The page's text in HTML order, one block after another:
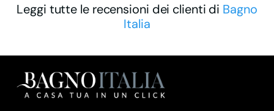
Leggi tutte le recensioni dei clienti di Bagno
Italia